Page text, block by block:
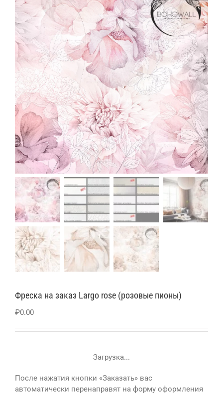
Фреска на заказ Largo rose (розовые пионы)
₽0.00
Загрузка...
После нажатия кнопки «Заказать» вас
автоматически перенаправят на форму оформления